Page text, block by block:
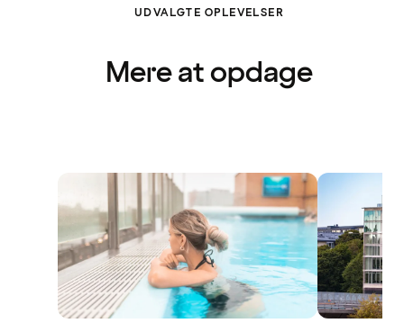
UDVALGTE OPLEVELSER
Mere at opdage